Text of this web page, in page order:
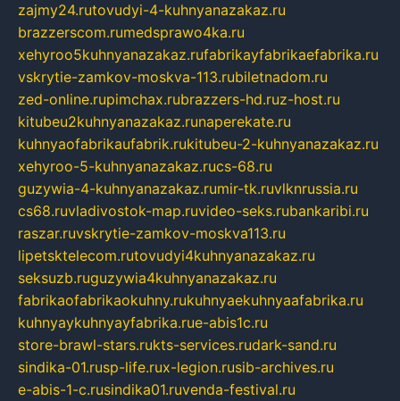
zajmy24.rutovudyi-4-kuhnyanazakaz.ru
brazzerscom.rumedsprawo4ka.ru
xehyroo5kuhnyanazakaz.rufabrikayfabrikaefabrika.ru
vskrytie-zamkov-moskva-113.rubiletnadom.ru
zed-online.rupimchax.rubrazzers-hd.ruz-host.ru
kitubeu2kuhnyanazakaz.runaperekate.ru
kuhnyaofabrikaufabrik.rukitubeu-2-kuhnyanazakaz.ru
xehyroo-5-kuhnyanazakaz.rucs-68.ru
guzywia-4-kuhnyanazakaz.rumir-tk.ruvlknrussia.ru
cs68.ruvladivostok-map.ruvideo-seks.rubankaribi.ru
raszar.ruvskrytie-zamkov-moskva113.ru
lipetsktelecom.rutovudyi4kuhnyanazakaz.ru
seksuzb.ruguzywia4kuhnyanazakaz.ru
fabrikaofabrikaokuhny.rukuhnyaekuhnyaafabrika.ru
kuhnyaykuhnyayfabrika.rue-abis1c.ru
store-brawl-stars.rukts-services.rudark-sand.ru
sindika-01.rusp-life.rux-legion.rusib-archives.ru
e-abis-1-c.rusindika01.ruvenda-festival.ru